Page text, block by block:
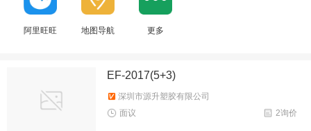
阿里旺旺 地图导航 更多
EF-2017(5+3)
深圳市源升塑胶有限公司
2询价
面议